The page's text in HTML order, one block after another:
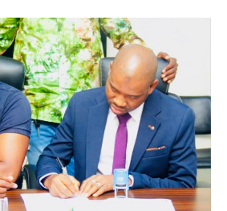
A
p
p
n
g
er